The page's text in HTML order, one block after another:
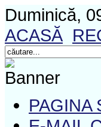
Duminică,
ACASĂ
PAGINA